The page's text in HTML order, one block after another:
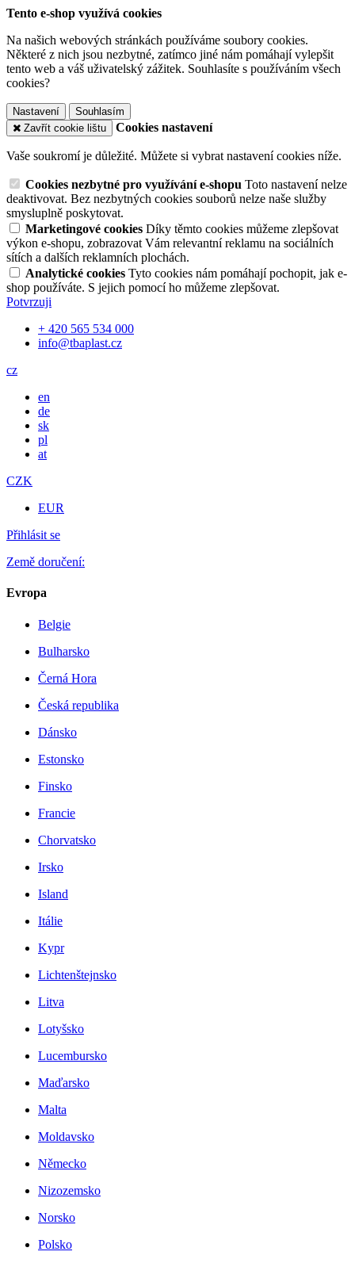
Tento e-shop využívá cookies
Na našich webových stránkách používáme soubory cookies.
Některé z nich jsou nezbytné, zatímco jiné nám pomáhají vylepšit
tento web a váš uživatelský zážitek. Souhlasíte s používáním všech
cookies?
Nastavení
Souhlasím
Zavřít cookie lištu
Cookies nastavení
Vaše soukromí je důležité. Můžete si vybrat nastavení cookies níže.
Cookies nezbytné pro využívání e-shopu Toto nastavení nelze
deaktivovat. Bez nezbytných cookies souborů nelze naše služby
smysluplně poskytovat.
Marketingové cookies Díky těmto cookies můžeme zlepšovat
výkon e-shopu, zobrazovat Vám relevantní reklamu na sociálních
sítích a dalších reklamních plochách.
Analytické cookies Tyto cookies nám pomáhají pochopit, jak e-
shop používáte. S jejich pomocí ho můžeme zlepšovat.
Potvrzuji
+ 420 565 534 000
info@tbaplast.cz
cz
en
de
sk
pl
at
CZK
EUR
Přihlásit se
Země doručení:
Evropa
Belgie
Bulharsko
Černá Hora
Česká republika
Dánsko
Estonsko
Finsko
Francie
Chorvatsko
Irsko
Island
Itálie
Kypr
Lichtenštejnsko
Litva
Lotyšsko
Lucembursko
Maďarsko
Malta
Moldavsko
Německo
Nizozemsko
Norsko
Polsko